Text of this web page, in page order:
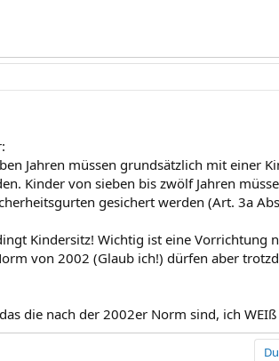
Jahren müssen grundsätzlich mit einer
Kinder von sieben bis zwölf Jahren
gesichert werden (Art. 3a
Kindersitz! Wichtig ist eine Vorrichtung
von 2002 (Glaub ich!) dürfen aber
die nach der 2002er Norm sind, ich